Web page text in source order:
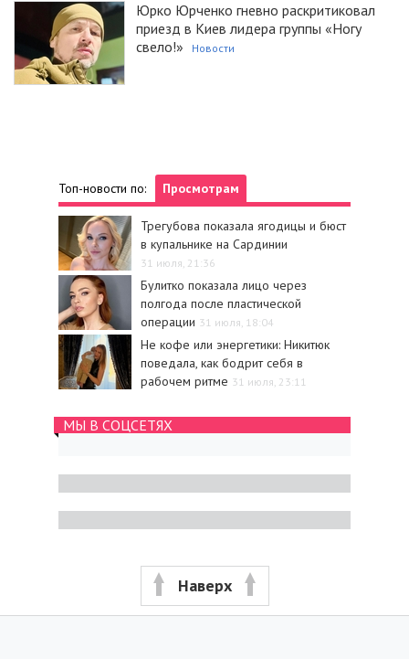
Юрко Юрченко гневно раскритиковал
приезд в Киев лидера группы «Ногу
свело!»
Новости
Топ-новости по: Просмотрам
Трегубова показала ягодицы и бюст
в купальнике на Сардинии
31 июля, 21:36
Булитко показала лицо через
полгода после пластической
операции 31 июля, 18:04
Не кофе или энергетики: Никитюк
поведала, как бодрит себя в
рабочем ритме 31 июля, 23:11
МЫ В СОЦСЕТЯХ
Наверх